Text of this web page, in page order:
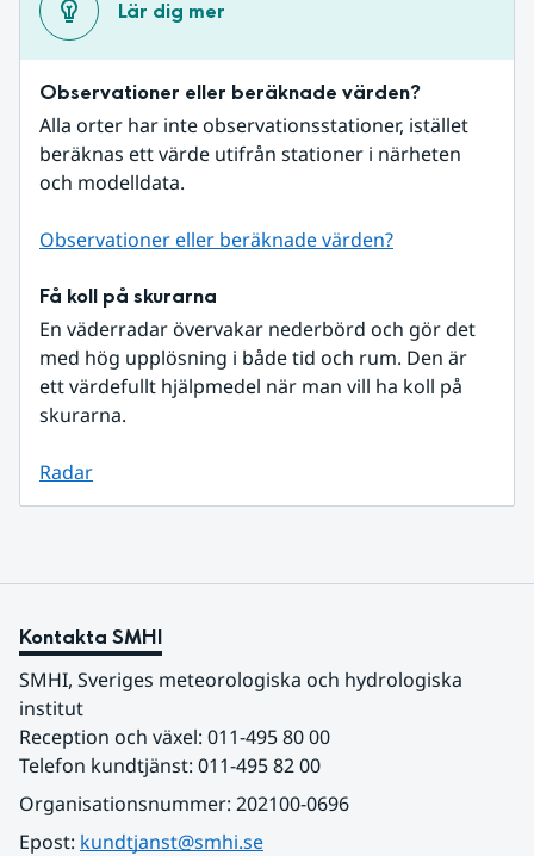
Lär dig mer
Observationer eller beräknade värden?
Alla orter har inte observationsstationer, istället
beräknas ett värde utifrån stationer i närheten
och modelldata.
Observationer eller beräknade värden?
Få koll på skurarna
En väderradar övervakar nederbörd och gör det
med hög upplösning i både tid och rum. Den är
ett värdefullt hjälpmedel när man vill ha koll på
skurarna.
Radar
Kontakta SMHI
SMHI, Sveriges meteorologiska och hydrologiska
institut
Reception och växel: 011-495 80 00
Telefon kundtjänst: 011-495 82 00
Organisationsnummer: 202100-0696
Epost: kundtjanst@smhi.se